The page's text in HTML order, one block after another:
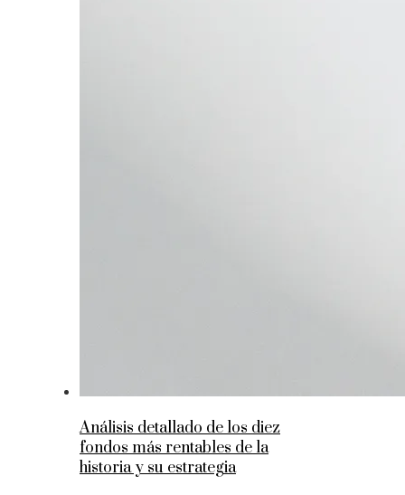
Análisis detallado de los diez
fondos más rentables de la
historia y su estrategia